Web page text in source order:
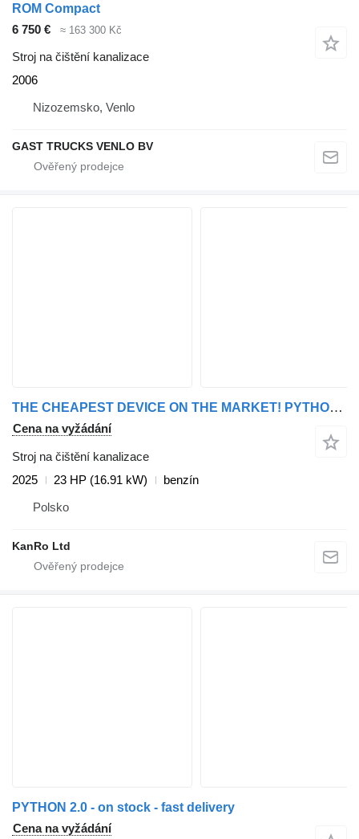
ROM Compact
6 750 €
≈ 163 300 Kč
Stroj na čištění kanalizace
2006
Nizozemsko, Venlo
GAST TRUCKS VENLO BV
THE CHEAPEST DEVICE ON THE MARKET! PYTHON 150/50
Cena na vyžádání
Stroj na čištění kanalizace
2025
23 HP (16.91 kW)
benzín
Polsko
KanRo Ltd
PYTHON 2.0 - on stock - fast delivery
Cena na vyžádání